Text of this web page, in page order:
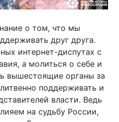
о том, что мы
друг друга.
интернет-диспутах с
а молиться о себе и
вышестоящие органы за
поддерживать и
власти. Ведь
на судьбу России,